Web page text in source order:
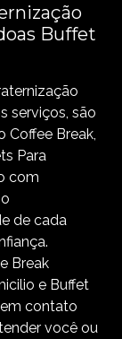
Buffet
serviços, são
Break,
Para
com
de cada
Break
e Buffet
contato
você ou